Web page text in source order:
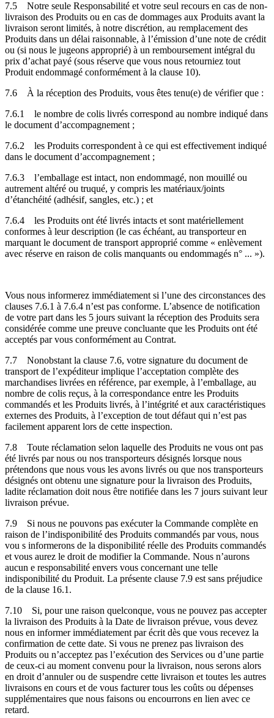
7.5
Notre seule Responsabilité et votre seul recours en cas de non-
livraison des Produits ou en cas de dommages aux Produits avant la
livraison seront limités, à notre discrétion, au remplacement des
Produits dans un délai raisonnable, à l’émission d’une note de crédit
ou (si nous le jugeons approprié) à un remboursement intégral du
prix d’achat payé (sous réserve que vous nous retourniez tout
Produit endommagé conformément à la clause 10).
7.6
À la réception des Produits, vous êtes tenu(e) de vérifier que :
7.6.1
le nombre de colis livrés correspond au nombre indiqué dans
le document d’accompagnement ;
7.6.2
les Produits correspondent à ce qui est effectivement indiqué
dans le document d’accompagnement ;
7.6.3
l’emballage est intact, non endommagé, non mouillé ou
autrement altéré ou truqué, y compris les matériaux/joints
d’étanchéité (adhésif, sangles, etc.) ; et
7.6.4
les Produits ont été livrés intacts et sont matériellement
conformes à leur description (le cas échéant, au transporteur en
marquant le document de transport approprié comme « enlèvement
avec réserve en raison de colis manquants ou endommagés n° ... »).
Vous nous informerez immédiatement si l’une des circonstances des
clauses 7.6.1 à 7.6.4 n’est pas conforme. L’absence de notification
de votre part dans les 5 jours suivant la réception des Produits sera
considérée comme une preuve concluante que les Produits ont été
acceptés par vous conformément au Contrat.
7.7
Nonobstant la clause 7.6, votre signature du document de
transport de l’expéditeur implique l’acceptation complète des
marchandises livrées en référence, par exemple, à l’emballage, au
nombre de colis reçus, à la correspondance entre les Produits
commandés et les Produits livrés, à l’intégrité et aux caractéristiques
externes des Produits, à l’exception de tout défaut qui n’est pas
facilement apparent lors de cette inspection.
7.8
Toute réclamation selon laquelle des Produits ne vous ont pas
été livrés par nous ou nos transporteurs désignés lorsque nous
prétendons que nous vous les avons livrés ou que nos transporteurs
désignés ont obtenu une signature pour la livraison des Produits,
ladite réclamation doit nous être notifiée dans les 7 jours suivant leur
livraison prévue.
7.9
Si nous ne pouvons pas exécuter la Commande complète en
raison de l’indisponibilité des Produits commandés par vous, nous
vou s informerons de la disponibilité réelle des Produits commandés
et vous aurez le droit de modifier la Commande. Nous n’aurons
aucun e responsabilité envers vous concernant une telle
indisponibilité du Produit. La présente clause 7.9 est sans préjudice
de la clause 16.1.
7.10
Si, pour une raison quelconque, vous ne pouvez pas accepter
la livraison des Produits à la Date de livraison prévue, vous devez
nous en informer immédiatement par écrit dès que vous recevez la
confirmation de cette date. Si vous ne prenez pas livraison des
Produits ou n’acceptez pas l’exécution des Services ou d’une partie
de ceux-ci au moment convenu pour la livraison, nous serons alors
en droit d’annuler ou de suspendre cette livraison et toutes les autres
livraisons en cours et de vous facturer tous les coûts ou dépenses
supplémentaires que nous faisons ou encourrons en lien avec ce
retard.